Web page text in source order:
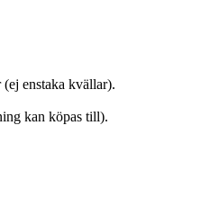
enstaka kvällar).
kan köpas till).